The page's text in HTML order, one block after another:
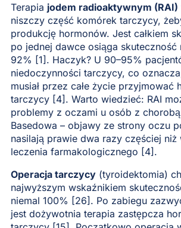
Terapia jodem radioaktywnym (RAI)
niszczy część komórek tarczycy,
produkcję hormonów. Jest całkiem
po jednej dawce osiąga skuteczność
92% [1]. Haczyk? U 90–95%
niedoczynności tarczycy, co
musiał przez całe życie przyjmować
tarczycy [4]. Warto wiedzieć: RAI
problemy z oczami u osób z
Basedowa – objawy ze strony oczu
nasilają prawie dwa razy częściej
leczenia farmakologicznego [4].
Operacja tarczycy(tyroidektomia)
najwyższym wskaźnikiem
niemal 100% [26]. Po zabiegu
jest dożywotnia terapia zastępcza